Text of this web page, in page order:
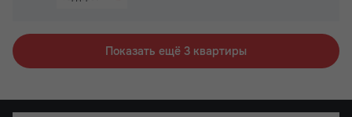
Показать ещё 3 квартиры